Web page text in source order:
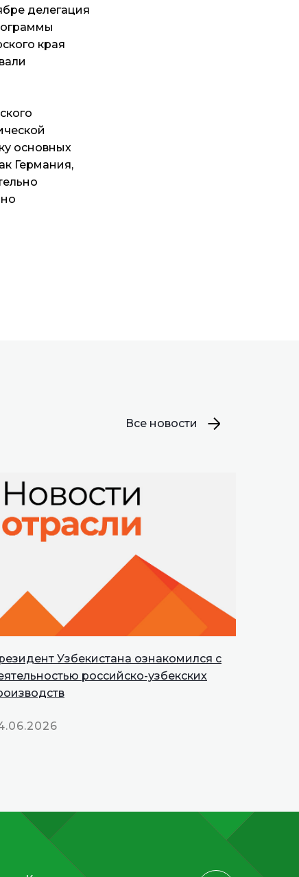
делегация
края
основных
Германия,
Все новости
Узбекистана ознакомился с
российско-узбекских